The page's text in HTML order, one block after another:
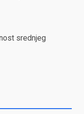
srednjeg